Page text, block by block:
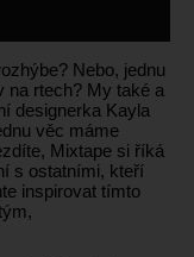
Nebo, jednu
na rtech? My také a
designerka Kayla
věc máme
Mixtape si říká
s ostatními, kteří
inspirovat tímto